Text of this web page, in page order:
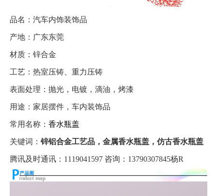
品名：汽车内饰装饰品
产地：广东东莞
材质：锌合金
工艺：热室压铸、重力压铸
表面处理：抛光，电镀，滴油，烤漆
用途：家居摆件，车内装饰品
常用名称： 香水瓶盖
关键词： 锌铝合金工艺品，金属香水瓶盖，仿古香水瓶盖
腾讯及时通讯：1119041597 咨询：13790307845杨R